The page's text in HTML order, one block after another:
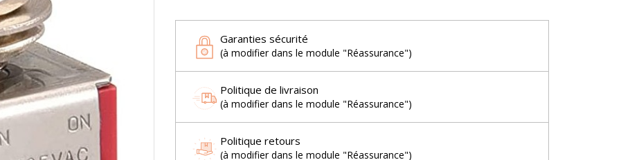
Garanties sécurité
(à modifier dans le module "Réassurance")
Politique de livraison
(à modifier dans le module "Réassurance")
Politique retours
(à modifier dans le module "Réassurance")